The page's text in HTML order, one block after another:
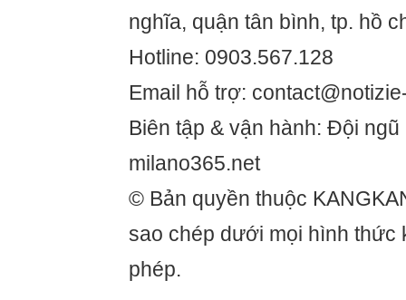
nghĩa, quận tân bình, tp. hồ
Hotline: 0903.567.128
Email hỗ trợ:
Biên tập & vận hành: Đội ngũ
milano365.net
© Bản quyền thuộc
sao chép dưới mọi hình thức
phép.